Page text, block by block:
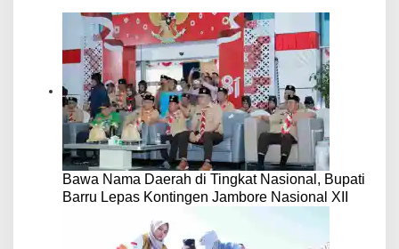
Bawa Nama Daerah di Tingkat Nasional, Bupati
Barru Lepas Kontingen Jambore Nasional XII